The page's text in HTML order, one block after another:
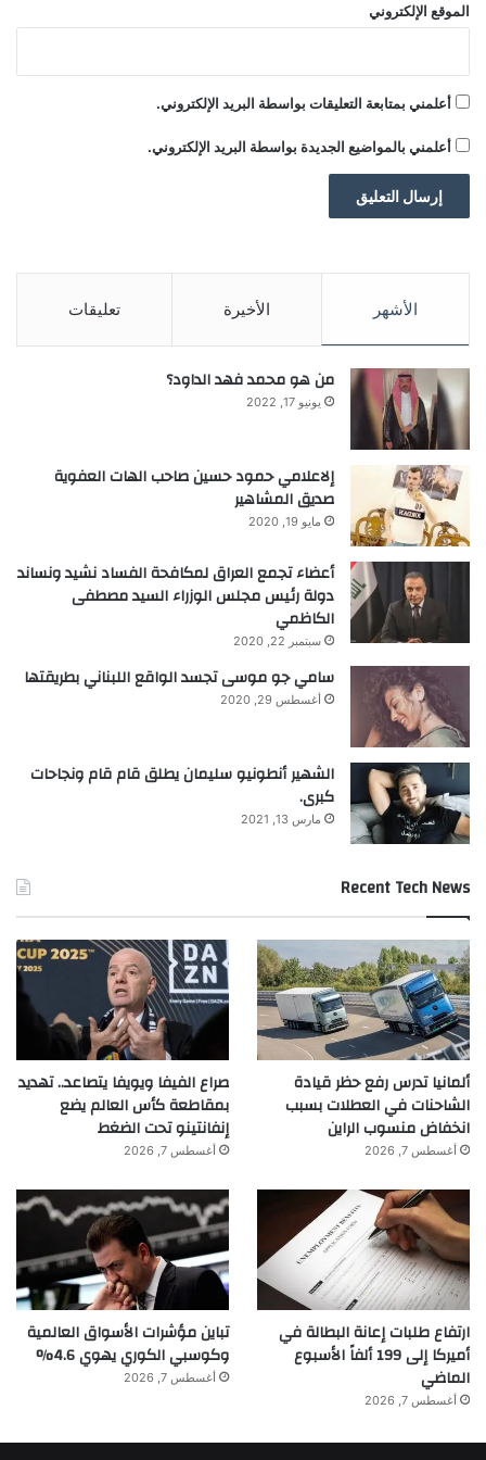
الموقع الإلكتروني
أعلمني بمتابعة التعليقات بواسطة البريد الإلكتروني.
أعلمني بالمواضيع الجديدة بواسطة البريد الإلكتروني.
الأشهر الأخيرة تعليقات
من هو محمد فهد الداود؟
يونيو 17, 2022
إلاعلامي حمود حسين صاحب الهات العفوية
صديق المشاهير
مايو 19, 2020
أعضاء تجمع العراق لمكافحة الفساد نشيد ونساند
دولة رئيس مجلس الوزراء السيد مصطفى
الكاظمي
سبتمبر 22, 2020
سامي جو موسى تجسد الواقع اللبناني بطريقتها
أغسطس 29, 2020
الشهير أنطونيو سليمان يطلق قام قام ونجاحات
كبرى.
مارس 13, 2021
Recent Tech News
ألمانيا تدرس رفع حظر قيادة
الشاحنات في العطلات بسبب
انخفاض منسوب الراين
أغسطس 7, 2026
صراع الفيفا ويويفا يتصاعد.. تهديد
بمقاطعة كأس العالم يضع
إنفانتينو تحت الضغط
أغسطس 7, 2026
ارتفاع طلبات إعانة البطالة في
أميركا إلى 199 ألفاً الأسبوع
الماضي
أغسطس 7, 2026
تباين مؤشرات الأسواق العالمية
وكوسبي الكوري يهوي 4.6%
أغسطس 7, 2026